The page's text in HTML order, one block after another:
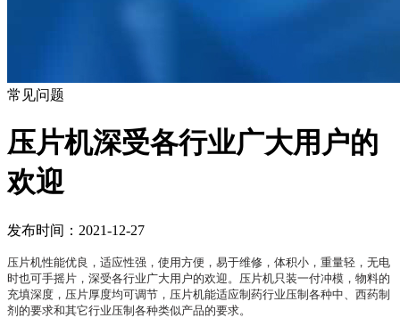
常见问题
压片机深受各行业广大用户的
欢迎
发布时间：2021-12-27
压片机性能优良，适应性强，使用方便，易于维修，体积小，重量轻，无电
时也可手摇片，深受各行业广大用户的欢迎。压片机只装一付冲模，物料的
充填深度，压片厚度均可调节，压片机能适应制药行业压制各种中、西药制
剂的要求和其它行业压制各种类似产品的要求。